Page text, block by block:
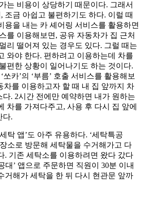
는 비용이 상당하기 때문이다. 그래서
조금 아쉽고 불편하기도 하다. 이럴 때
용을 내는 카 셰어링 서비스를 활용하면
를 이용해보면, 공유 자동차가 집 근처
리 떨어져 있는 경우도 있다. 그럴 때는
와야 한다. 편하려고 이용하는데 차를
편한 상황이 일어나기도 하는 것이다.
쏘카’의 ‘부름’ 호출 서비스를 활용해보
차를 이용하고자 할 때 내 집 앞까지 차
. 2시간 전에만 예약하면 내가 원하는
차를 가져다주고, 사용 후 다시 집 앞에
다.
탁 앱’도 아주 유용하다. ‘세탁특공
소로 방문해 세탁물을 수거해가고 다
. 기존 세탁소를 이용하려면 왔다 갔다
대’ 앱으로 주문하면 직원이 30분 이내
거해가 세탁을 한 뒤 다시 현관문 앞까